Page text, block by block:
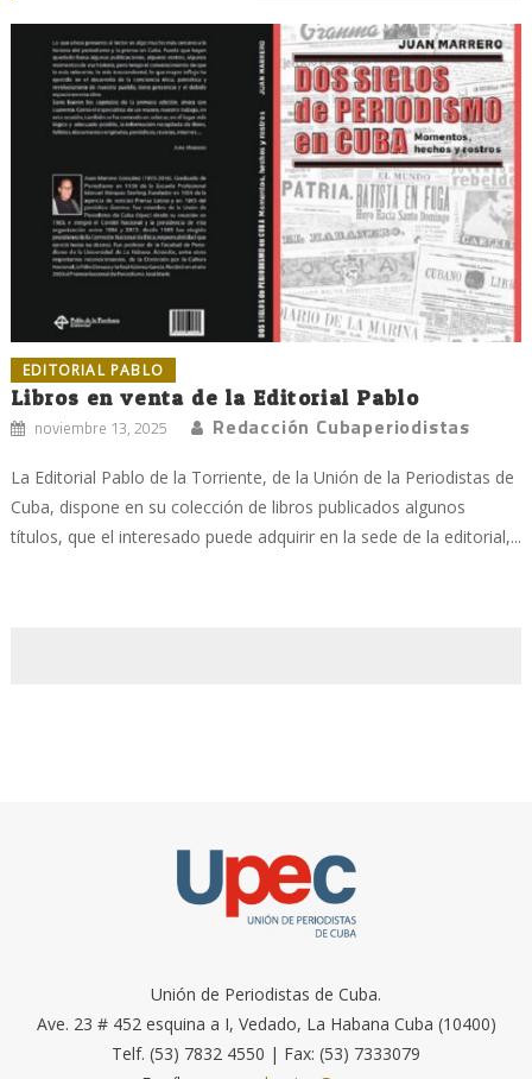
EDITORIAL PABLO
Libros en venta de la Editorial Pablo
noviembre 13, 2025 Redacción Cubaperiodistas
La Editorial Pablo de la Torriente, de la Unión de la Periodistas de
Cuba, dispone en su colección de libros publicados algunos
títulos, que el interesado puede adquirir en la sede de la editorial,...
Unión de Periodistas de Cuba.
Ave. 23 # 452 esquina a I, Vedado, La Habana Cuba (10400)
Telf. (53) 7832 4550 | Fax: (53) 7333079